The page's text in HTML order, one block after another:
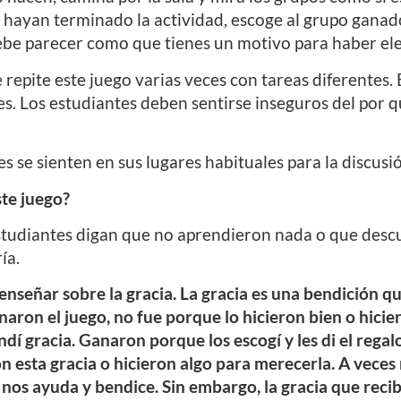
terminado la actividad, escoge al grupo
parecer como que tienes un motivo para haber
este juego varias veces con tareas diferentes.
Los estudiantes deben sentirse inseguros del por
se sienten en sus lugares habituales para la
juego?
digan que no aprendieron nada o que
sobre la gracia. La gracia es una bendición
el juego, no fue porque lo hicieron bien o
gracia. Ganaron porque los escogí y les di el
esta gracia o hicieron algo para merecerla. A
ayuda y bendice. Sin embargo, la gracia que